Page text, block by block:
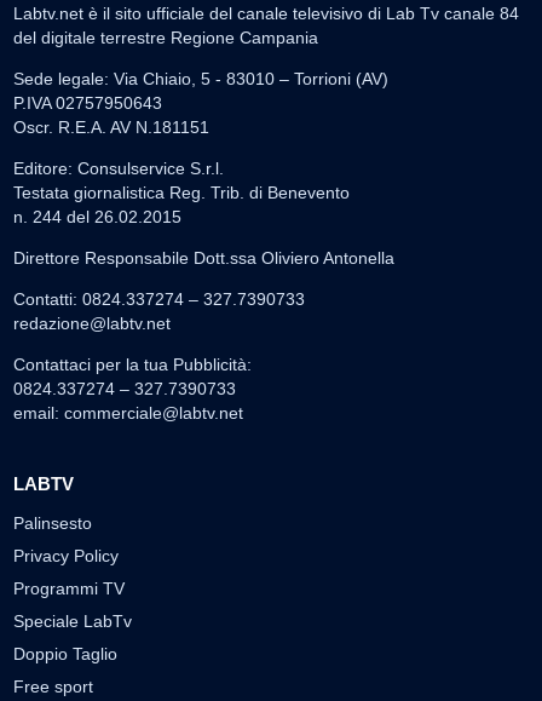
Labtv.net è il sito ufficiale del canale televisivo di Lab Tv canale 84
del digitale terrestre Regione Campania
Sede legale: Via Chiaio, 5 - 83010 – Torrioni (AV)
P.IVA 02757950643
Oscr. R.E.A. AV N.181151
Editore: Consulservice S.r.l.
Testata giornalistica Reg. Trib. di Benevento
n. 244 del 26.02.2015
Direttore Responsabile Dott.ssa Oliviero Antonella
Contatti: 0824.337274 – 327.7390733
redazione@labtv.net
Contattaci per la tua Pubblicità:
0824.337274 – 327.7390733
email: commerciale@labtv.net
LABTV
Palinsesto
Privacy Policy
Programmi TV
Speciale LabTv
Doppio Taglio
Free sport